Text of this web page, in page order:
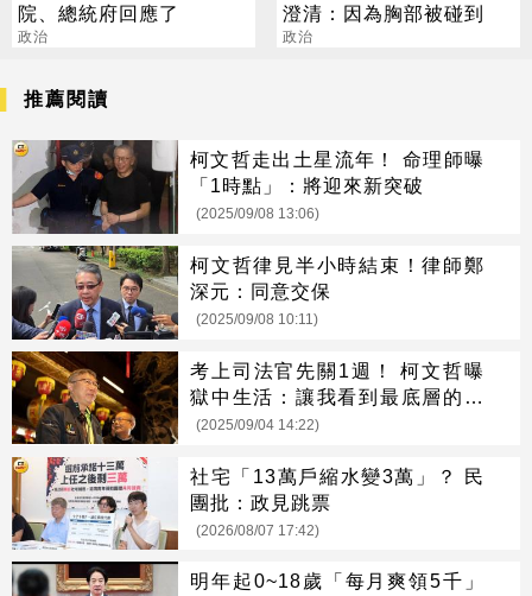
院、總統府回應了
政治
澄清：因為胸部被碰到
政治
推薦閱讀
柯文哲走出土星流年！ 命理師曝
「1時點」：將迎來新突破
(2025/09/08 13:06)
柯文哲律見半小時結束！律師鄭
深元：同意交保
(2025/09/08 10:11)
考上司法官先關1週！ 柯文哲曝
獄中生活：讓我看到最底層的邊
緣人
(2025/09/04 14:22)
社宅「13萬戶縮水變3萬」？ 民
團批：政見跳票
(2026/08/07 17:42)
明年起0~18歲「每月爽領5千」